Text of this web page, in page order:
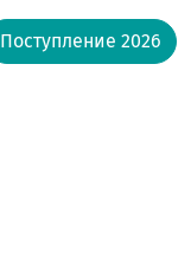
Поступление 2026